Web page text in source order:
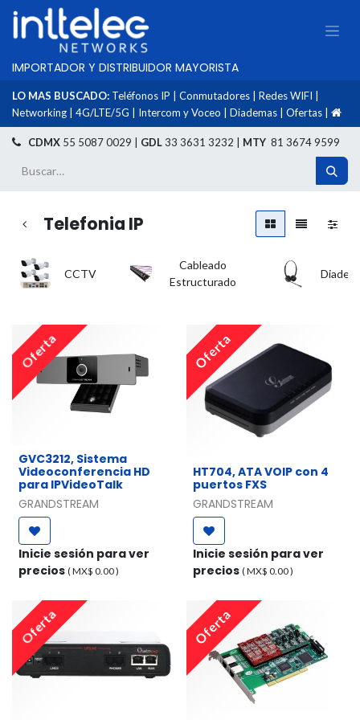
IMPORTADOR Y DISTRIBUIDOR MAYORISTA
LO MAS BUSCADO: Teléfonos IP Conmutadores Redes WIFI
Networking
4G/LTE/5G Intercom y Voceo Diademas Ofertas
CDMX 55 5087 0029 | GDL33 3631 3232 | MTY 81 3674 9599
Telefonia IP
CCTV
Cableado
Estructurado
Oferta
GVC3212, Sistema
Videoconferencia HD
para IPVideoTalk
GRANDSTREAM
Inicie sesión para ver
precios ( MX$ 0.00)
Oferta
HT704, ATA VOIP con 4
puertos FXS
GRANDSTREAM
Inicie sesión para ver
precios ( MX$ 0.00)
Oferta Oferta